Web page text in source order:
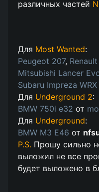
различных частей
Для Most Wanted:
Peugeot 207,
Mitsubishi Lancer
Subaru Impreza
Для Underground 2:
BMW 750i e32 от
Для Underground:
BMW M3 E46 от
P.S. Прошу сильно
выложил не все
будет выложено в